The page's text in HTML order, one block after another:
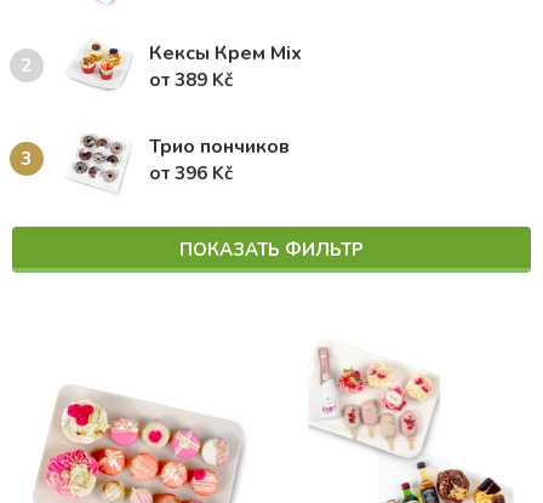
2 Кексы Крем Mix
от 389 Kč
3 Трио пончиков
от 396 Kč
ПОКАЗАТЬ ФИЛЬТР